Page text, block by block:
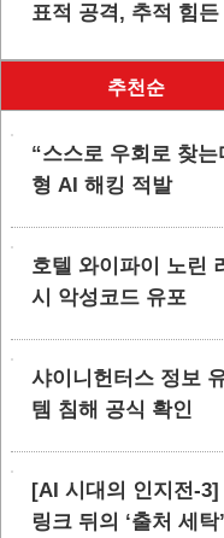
표적 공격, 추적 힘
추천순
“스스로 우회로 찾는
형 AI 해킹 적발
호텔 와이파이 노린
시 악성코드 유포
샤이니헌터스 정보
템 침해 공식 확인
[AI 시대의 인지전-
링크 뒤의 ‘출처 세탁’